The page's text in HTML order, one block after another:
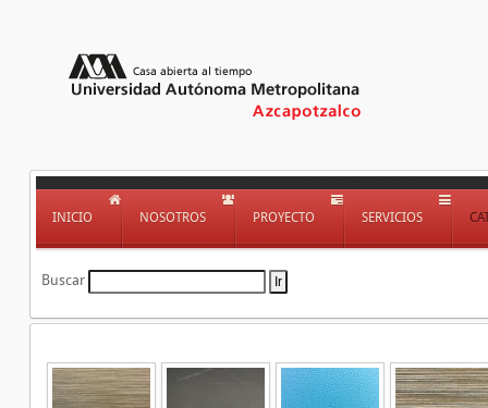
INICIO NOSOTROS PROYECTO SERVICIOS
Buscar